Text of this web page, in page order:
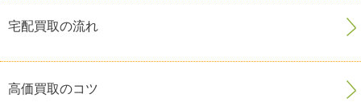
宅配買取の流れ
高価買取のコツ